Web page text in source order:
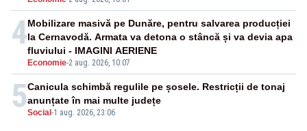
4
Economie-2 aug. 2026, 10:07
Mobilizare masivă pe Dunăre, pentru salvarea producției
la Cernavodă. Armata va detona o stâncă și va devia apa
fluviului - IMAGINI AERIENE
5Social-1 aug. 2026, 23:06
Canicula schimbă regulile pe șosele. Restricții de tonaj
anunțate în mai multe județe